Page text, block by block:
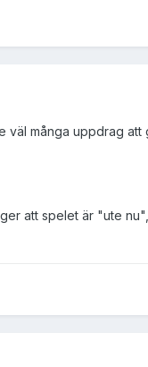
många uppdrag att
att spelet är "ute